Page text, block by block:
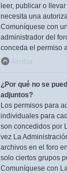
leer, publicar o
necesita una
Comuníquese con
administrador del
conceda el permiso
Arriba
¿Por qué no se
adjuntos?
Los permisos para
individuales para
son concedidos por
vez La
archivos en el foro
solo ciertos grupos
Comuníquese con